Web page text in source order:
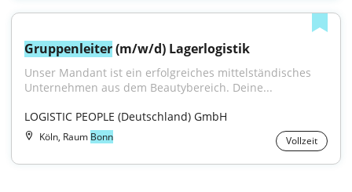
Gruppenleiter (m/w/d) Lagerlogistik
Unser Mandant ist ein erfolgreiches mittelständisches
Unternehmen aus dem Beautybereich. Deine...
LOGISTIC PEOPLE (Deutschland) GmbH
Köln, Raum Bonn Vollzeit